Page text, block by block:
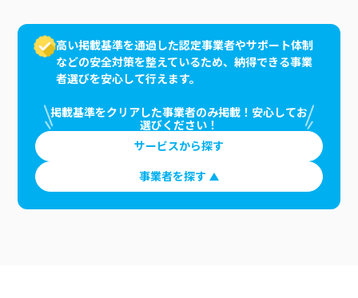
高い掲載基準を通過した認定事業者やサポート体制
などの安全対策を整えているため、納得できる事業
者選びを安心して行えます。
掲載基準をクリアした事業者のみ掲載！安心してお
選びください！
サービスから探す
事業者を探す